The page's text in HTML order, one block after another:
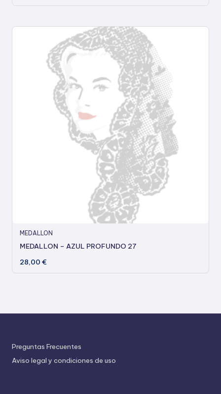
MEDALLON
MEDALLON – AZUL PROFUNDO 27
28,00€
Preguntas Frecuentes
Aviso legal y condiciones de uso